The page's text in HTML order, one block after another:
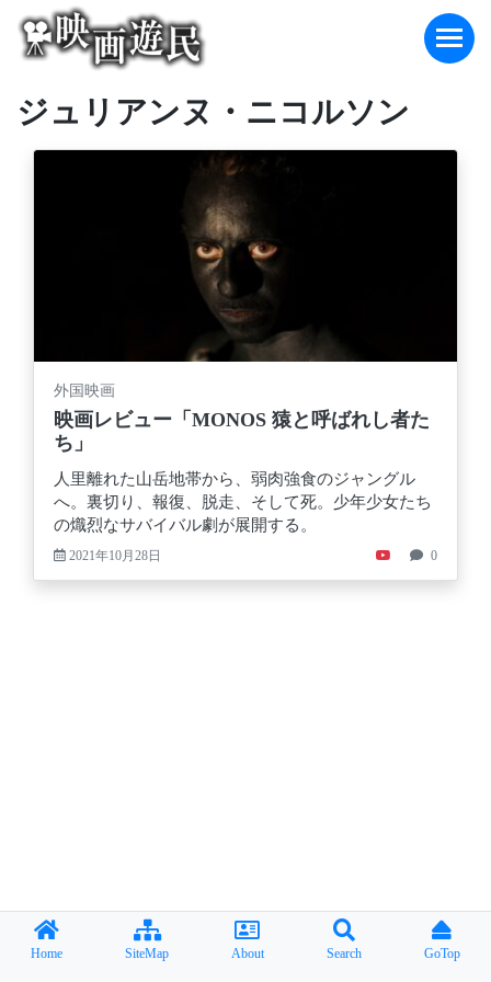
content
ジュリアンヌ・ニコルソン
外国映画
映画レビュー「MONOS 猿と呼ばれし者た
ち」
人里離れた山岳地帯から、弱肉強食のジャングル
へ。裏切り、報復、脱走、そして死。少年少女たち
の熾烈なサバイバル劇が展開する。
2021年10月28日 0
Home SiteMap About Search GoTop